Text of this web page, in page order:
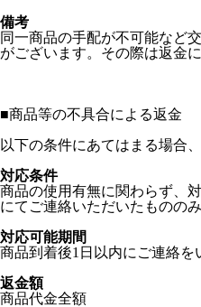
備考
同一商品の手配が不可能など
がございます。その際は返金
■商品等の不具合による返金
以下の条件にあてはまる場合
対応条件
商品の使用有無に関わらず、
にてご連絡いただいたものの
対応可能期間
商品到着後1日以内にご連絡を
返金額
商品代金全額